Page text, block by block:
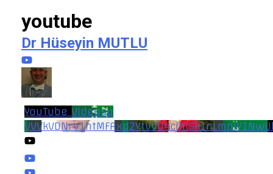
youtube
Dr Hüseyin MUTLU
YouTube Videosu